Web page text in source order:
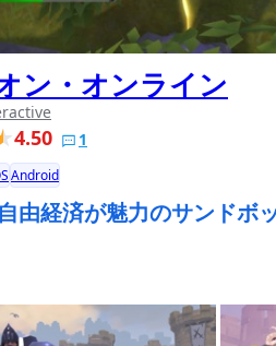
ン・オンライン
4.50 1
Android
由経済が魅力のサンドボ